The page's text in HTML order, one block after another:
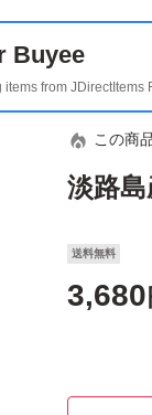
Buyee
from
この商
淡路
送料無料
3,680